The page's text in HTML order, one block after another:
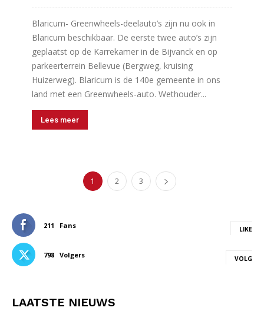
Blaricum- Greenwheels-deelauto’s zijn nu ook in
Blaricum beschikbaar. De eerste twee auto’s zijn
geplaatst op de Karrekamer in de Bijvanck en op
parkeerterrein Bellevue (Bergweg, kruising
Huizerweg). Blaricum is de 140e gemeente in ons
land met een Greenwheels-auto. Wethouder...
Lees meer
1 2 3
211 Fans LIKE
798 Volgers VOLG
LAATSTE NIEUWS